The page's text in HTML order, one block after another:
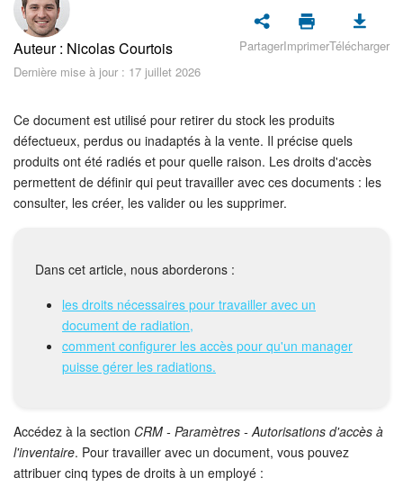
Sécurité dans Bitrix24
Démarrer sur Bitrix24
Actualités
Tâches et projets
Messenger
Collabs
Groupes de travail
Bitrix24 Drive
Auteur : Nicolas Courtois
Dernière mise à jour : 17 juillet 2026
PartagerImprimerTélécharger
Ce document est utilisé pour retirer du stock les produits
défectueux, perdus ou inadaptés à la vente. Il précise quels
produits ont été radiés et pour quelle raison. Les droits d'accès
permettent de définir qui peut travailler avec ces documents : les
consulter, les créer, les valider ou les supprimer.
Dans cet article, nous aborderons :
les droits nécessaires pour travailler avec un
document de radiation,
comment configurer les accès pour qu'un manager
puisse gérer les radiations.
Accédez à la section CRM - Paramètres - Autorisations d'accès à
l'inventaire. Pour travailler avec un document, vous pouvez
attribuer cinq types de droits à un employé :